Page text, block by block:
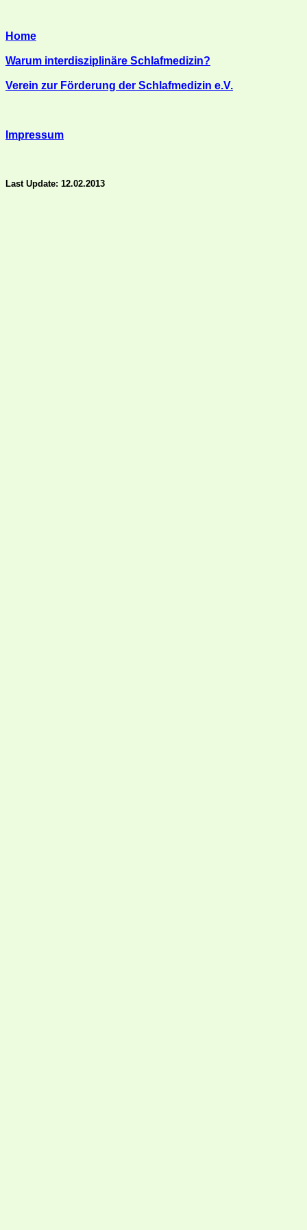
Home
Warum interdisziplinäre Schlafmedizin?
Verein zur Förderung der Schlafmedizin e.V.
Impressum
Last Update: 12.02.2013